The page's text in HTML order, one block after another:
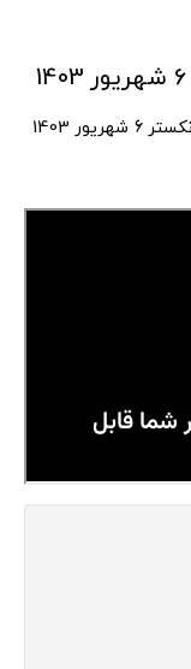
در ادامه می‌توانید پخش مستقیم اورتون دانکستر 6 شهریور 1403